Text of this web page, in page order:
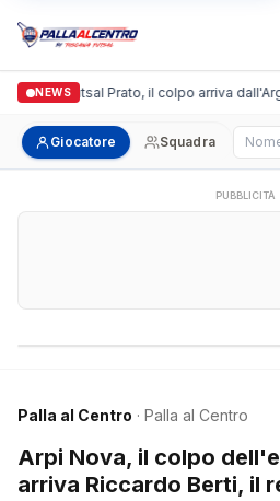
NEWS
Futsal Prato, il colpo arriva
Giocatore Squadra
PUBBLICITÀ
Palla al Centro · Palla al Centro
Arpi Nova, il colpo
arriva Riccardo Berti, il